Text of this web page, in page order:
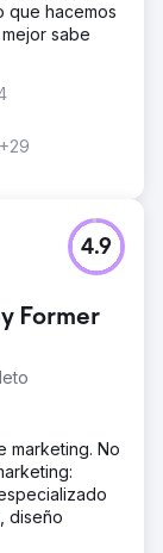
que hacemos
sabe
+29
Former
4.9
marketing. No
diseño